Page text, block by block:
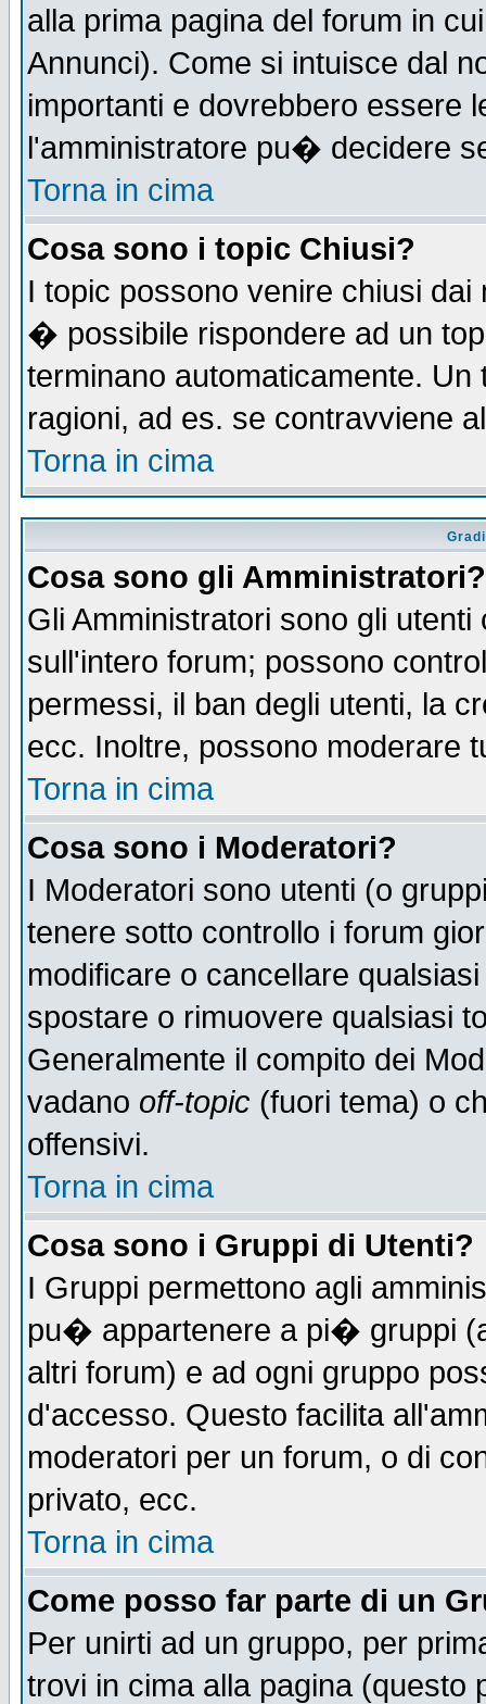
alla prima pagina del forum in
Annunci). Come si intuisce dal
importanti e dovrebbero essere
l'amministratore pu� decidere
Torna in cima
Cosa sono i topic Chiusi?
I topic possono venire chiusi
� possibile rispondere ad un
terminano automaticamente.
ragioni, ad es. se contravviene
Torna in cima
Cosa sono gli Amministratori?
Gli Amministratori sono gli
sull'intero forum; possono
permessi, il ban degli utenti, la
ecc. Inoltre, possono moderare
Torna in cima
Cosa sono i Moderatori?
I Moderatori sono utenti (o
tenere sotto controllo i forum
modificare o cancellare
spostare o rimuovere qualsiasi
Generalmente il compito dei
vadano off-topic (fuori tema) o
offensivi.
Torna in cima
Cosa sono i Gruppi di Utenti?
I Gruppi permettono agli
pu� appartenere a pi� gruppi
altri forum) e ad ogni gruppo
d'accesso. Questo facilita
moderatori per un forum, o di
privato, ecc.
Torna in cima
Come posso far parte di un
Per unirti ad un gruppo, per
trovi in cima alla pagina